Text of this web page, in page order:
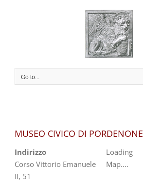
Go to...
MUSEO CIVICO DI PORDENONE
Loading
Map....
Indirizzo
Corso Vittorio Emanuele
II, 51